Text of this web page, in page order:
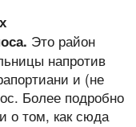
Это район
напротив
и (не
Более подробно
о том, как сюда